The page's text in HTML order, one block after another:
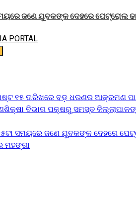
ଜଣେ ଯୁବକଙ୍କ ଦେହରେ ପେଟ୍ରୋଲ
PORTAL
୧୫ ତାରିଖରେ ବଡ଼ ଧରଣର ଆକ୍ରମଣ
ବିଭାଗ ପକ୍ଷରୁ ସମସ୍ତ
୫ଟା ସମୟରେ ଜଣେ ଯୁବକଙ୍କ ଦେହରେ
ମହଙ୍ଗା